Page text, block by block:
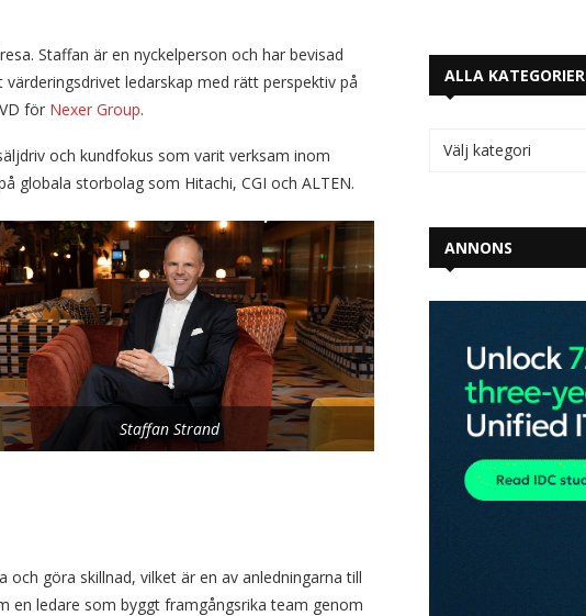
Staffan är en nyckelperson och har bevisad
ledarskap med rätt perspektiv på
för Nexer Group.
och kundfokus som varit verksam inom
globala storbolag som Hitachi, CGI och ALTEN.
Staffan Strand
göra skillnad, vilket är en av anledningarna till
en ledare som byggt framgångsrika team genom
ALLA KATEGORIER
ANNONS